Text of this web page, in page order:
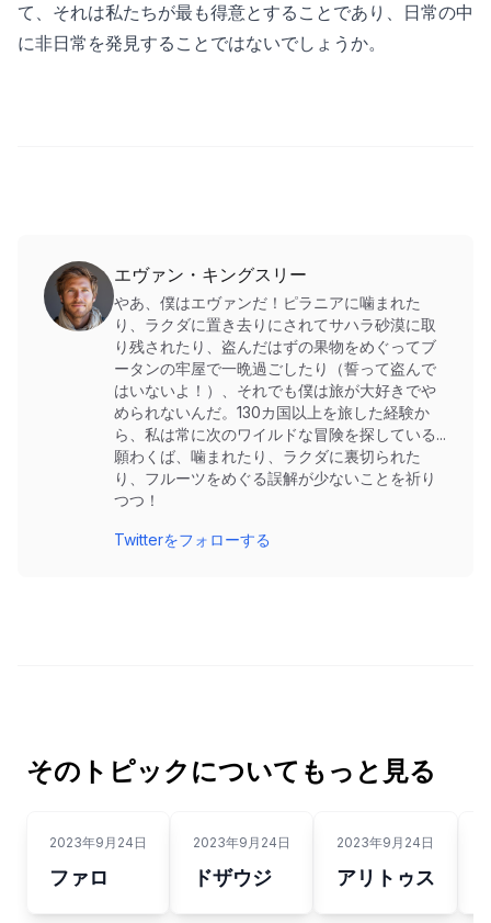
て、それは私たちが最も得意とすることであり、日常の中
に非日常を発見することではないでしょうか。
エヴァン・キングスリー
やあ、僕はエヴァンだ！ピラニアに噛まれた
り、ラクダに置き去りにされてサハラ砂漠に取
り残されたり、盗んだはずの果物をめぐってブ
ータンの牢屋で一晩過ごしたり（誓って盗んで
はいないよ！）、それでも僕は旅が大好きでや
められないんだ。130カ国以上を旅した経験か
ら、私は常に次のワイルドな冒険を探している...
願わくば、噛まれたり、ラクダに裏切られた
り、フルーツをめぐる誤解が少ないことを祈り
つつ！
Twitterをフォローする
そのトピックについてもっと見る
2023年9月24日
ファロ
2023年9月24日
ドザウジ
2023年9月24日
アリトゥス